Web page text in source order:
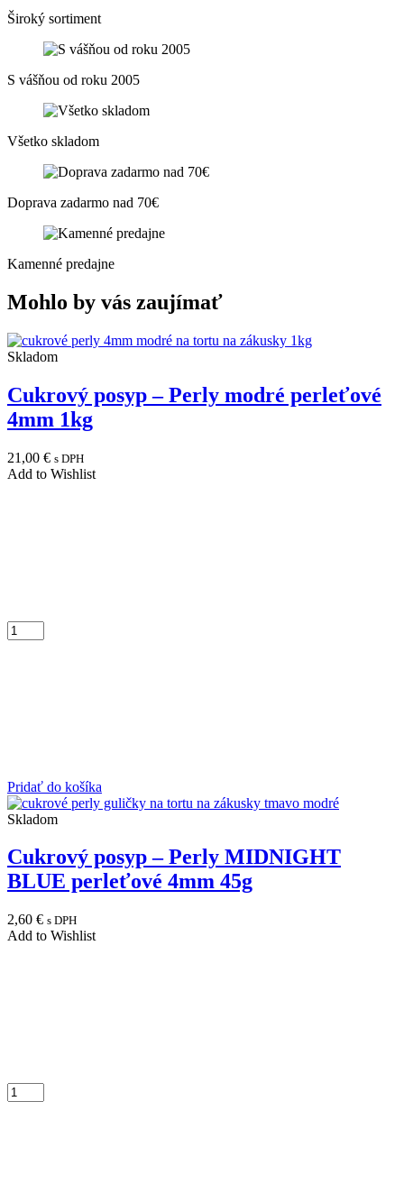
Široký sortiment
S vášňou od roku 2005
Všetko skladom
Doprava zadarmo nad 70€
Kamenné predajne
Mohlo by vás zaujímať
Skladom
Cukrový posyp – Perly modré perleťové
4mm 1kg
21,00 € s DPH
Add to Wishlist
Pridať do košíka
Skladom
Cukrový posyp – Perly MIDNIGHT
BLUE perleťové 4mm 45g
2,60 € s DPH
Add to Wishlist